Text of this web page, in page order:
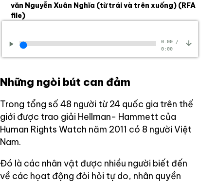
văn Nguyễn Xuân Nghĩa (từ trái và trên xuống) (RFA
file)
0:00/
0:00
Những ngòi bút can đảm
Trong tổng số 48 người từ 24 quốc gia trên thế
giới được trao giải Hellman- Hammett của
Human Rights Watch năm 2011 có 8 người Việt
Nam.
Đó là các nhân vật được nhiều người biết đến
về các họat động đòi hỏi tự do, nhân quyền